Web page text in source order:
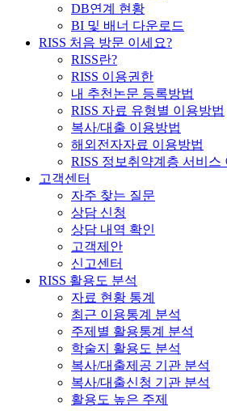
DB연계 현황
BI 및 배너 다운로드
RISS 처음 방문 이세요?
RISS란?
RISS 이용권한
내 추천논문 등록방법
RISS 자료 유형별 이용방법
복사/대출 이용방법
해외전자자료 이용방법
RISS 정보취약계층 서비스
고객센터
자주 찾는 질문
상담 신청
상담 내역 확인
고객제안
신고센터
RISS 활용도 분석
자료 현황 통계
최근 이용통계 분석
주제별 활용통계 분석
학술지 활용도 분석
복사/대출제공 기관 분석
복사/대출신청 기관 분석
활용도 높은 주제